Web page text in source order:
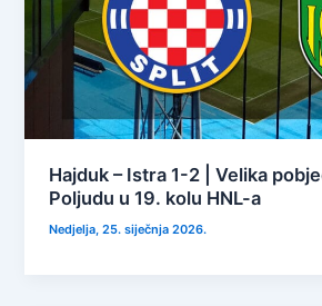
Hajduk – Istra 1-2 | Velika
Poljudu u 19. kolu HNL-a
Nedjelja, 25. siječnja 2026.